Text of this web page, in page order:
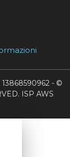
- ©
ISP AWS